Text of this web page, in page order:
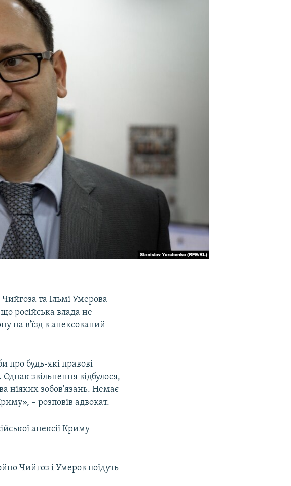
та Ільмі Умерова
російська влада не
на в'їзд в анексований
про будь-які правові
звільнення відбулося,
ніяких зобов'язань. Немає
– розповів адвокат.
анексії Криму
Чийгоз і Умеров поїдуть